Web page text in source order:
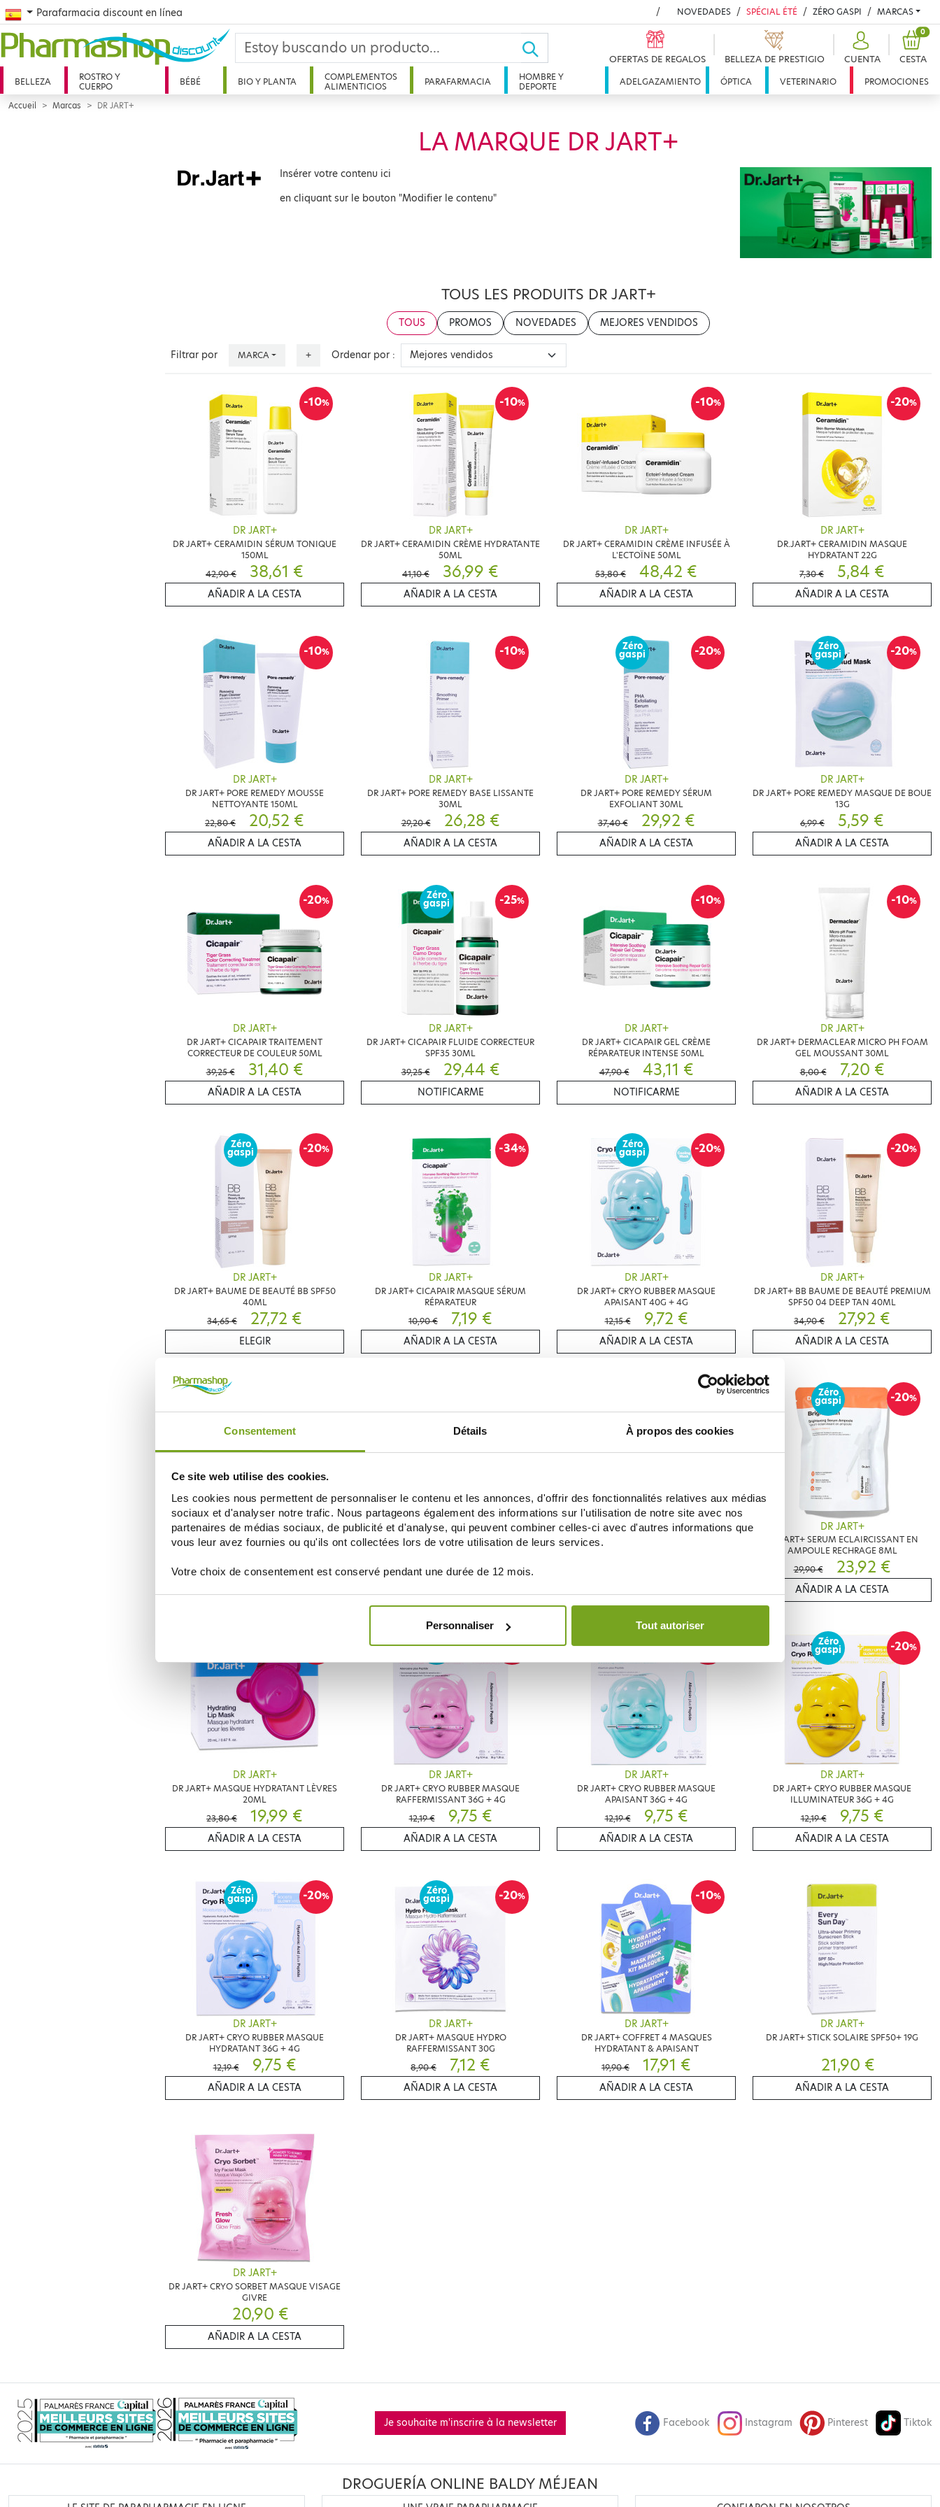
Consentement Détails À propos des cookies
Ce site web utilise des cookies.
Les cookies nous permettent de personnaliser le contenu et les annonces, d'offrir des fonctionnalités relatives aux médias
sociaux et d'analyser notre trafic. Nous partageons également des informations sur l'utilisation de notre site avec nos
partenaires de médias sociaux, de publicité et d'analyse, qui peuvent combiner celles-ci avec d'autres informations que
vous leur avez fournies ou qu'ils ont collectées lors de votre utilisation de leurs services.
Votre choix de consentement est conservé pendant une durée de 12 mois.
Personnaliser Tout autoriser
Spanish
Parafarmacia discount en línea NOVEDADES SPÉCIAL ÉTÉ ZÉRO GASPI MARCAS
OFERTAS DE REGALOS BELLEZA DE PRESTIGIO CUENTA CESTA
0
BELLEZA
ROSTRO Y
CUERPO
BÉBÉ BIO Y PLANTA
COMPLEMENTOS
ALIMENTICIOS
PARAFARMACIA
HOMBRE Y
DEPORTE
ADELGAZAMIENTO ÓPTICA VETERINARIO PROMOCIONES
Accueil Marcas DR JART+
LA MARQUE DR JART+
Insérer votre contenu ici
en cliquant sur le bouton "Modifier le contenu"
TOUS LES PRODUITS DR JART+
TOUS PROMOS NOVEDADES MEJORES VENDIDOS
Filtrar por MARCA + Ordenar por :
-10%
DR JART+
DR JART+ CERAMIDIN SÉRUM TONIQUE
150ML
42,90 €
38,61 €
AÑADIR A LA CESTA
-10%
DR JART+
DR JART+ CERAMIDIN CRÈME HYDRATANTE
50ML
41,10 €
36,99 €
AÑADIR A LA CESTA
-10%
DR JART+
DR JART+ CERAMIDIN CRÈME INFUSÉE À
L'ECTOÏNE 50ML
53,80 €
48,42 €
AÑADIR A LA CESTA
-20%
DR JART+
DR.JART+ CERAMIDIN MASQUE
HYDRATANT 22G
7,30 €
5,84 €
AÑADIR A LA CESTA
-10%
DR JART+
DR JART+ PORE REMEDY MOUSSE
NETTOYANTE 150ML
22,80 €
20,52 €
AÑADIR A LA CESTA
-10%
DR JART+
DR JART+ PORE REMEDY BASE LISSANTE
30ML
29,20 €
26,28 €
AÑADIR A LA CESTA
-20%
Zéro
gaspi
DR JART+
DR JART+ PORE REMEDY SÉRUM
EXFOLIANT 30ML
37,40 €
29,92 €
AÑADIR A LA CESTA
-20%
Zéro
gaspi
DR JART+
DR JART+ PORE REMEDY MASQUE DE BOUE
13G
6,99 €
5,59 €
AÑADIR A LA CESTA
-20%
DR JART+
DR JART+ CICAPAIR TRAITEMENT
CORRECTEUR DE COULEUR 50ML
39,25 €
31,40 €
AÑADIR A LA CESTA
-25%
Zéro
gaspi
DR JART+
DR JART+ CICAPAIR FLUIDE CORRECTEUR
SPF35 30ML
39,25 €
29,44 €
NOTIFICARME
-10%
DR JART+
DR JART+ CICAPAIR GEL CRÈME
RÉPARATEUR INTENSE 50ML
47,90 €
43,11 €
NOTIFICARME
-10%
DR JART+
DR JART+ DERMACLEAR MICRO PH FOAM
GEL MOUSSANT 30ML
8,00 €
7,20 €
AÑADIR A LA CESTA
-20%
Zéro
gaspi
DR JART+
DR JART+ BAUME DE BEAUTÉ BB SPF50
40ML
34,65 €
27,72 €
ELEGIR
-34%
DR JART+
DR JART+ CICAPAIR MASQUE SÉRUM
RÉPARATEUR
10,90 €
7,19 €
AÑADIR A LA CESTA
-20%
Zéro
gaspi
DR JART+
DR JART+ CRYO RUBBER MASQUE
APAISANT 40G + 4G
12,15 €
9,72 €
AÑADIR A LA CESTA
-20%
DR JART+
DR JART+ BB BAUME DE BEAUTÉ PREMIUM
SPF50 04 DEEP TAN 40ML
34,90 €
27,92 €
AÑADIR A LA CESTA
DR JART+
DR JART+ CICAPAIR SÉRUM RÉPARATEUR
42,00 €
33,60 €
DR JART+
DR JART+ CICAPAIR MOUSSE NETTOYANTE
25,90 €
22,01 €
DR JART+
DR JART+ EVERY SUN DAY STICK SOLAIRE
-20%
Zéro
gaspi
DR JART+
DR JART+ SERUM ECLAIRCISSANT EN
AMPOULE RECHRAGE 8ML
29,90 €
23,92 €
AÑADIR A LA CESTA
DR JART+
DR JART+ MASQUE HYDRATANT LÈVRES
20ML
23,80 €
19,99 €
AÑADIR A LA CESTA
-20%
Zéro
DR JART+
DR JART+ CRYO RUBBER MASQUE
RAFFERMISSANT 36G + 4G
12,19 €
9,75 €
AÑADIR A LA CESTA
-20%
DR JART+
DR JART+ CRYO RUBBER MASQUE
APAISANT 36G + 4G
12,19 €
9,75 €
AÑADIR A LA CESTA
-20%
Zéro
gaspi
DR JART+
DR JART+ CRYO RUBBER MASQUE
ILLUMINATEUR 36G + 4G
12,19 €
9,75 €
AÑADIR A LA CESTA
-20%
Zéro
gaspi
DR JART+
DR JART+ CRYO RUBBER MASQUE
HYDRATANT 36G + 4G
12,19 €
9,75 €
AÑADIR A LA CESTA
-20%
Zéro
gaspi
DR JART+
DR JART+ MASQUE HYDRO
RAFFERMISSANT 30G
8,90 €
7,12 €
AÑADIR A LA CESTA
-10%
DR JART+
DR JART+ COFFRET 4 MASQUES
HYDRATANT & APAISANT
19,90 €
17,91 €
AÑADIR A LA CESTA
DR JART+
DR JART+ STICK SOLAIRE SPF50+ 19G
21,90 €
AÑADIR A LA CESTA
DR JART+
DR JART+ CRYO SORBET MASQUE VISAGE
GIVRE
20,90 €
AÑADIR A LA CESTA
Je souhaite m'inscrire à la newsletter Facebook Instagram Pinterest Tiktok
DROGUERÍA ONLINE BALDY MÉJEAN